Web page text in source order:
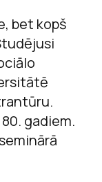
bet kopš
gadiem.